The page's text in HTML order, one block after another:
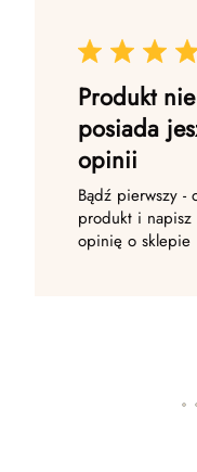
Produkt nie
posiada
opinii
Bądź pierwszy -
produkt i napisz
opinię o sklepie